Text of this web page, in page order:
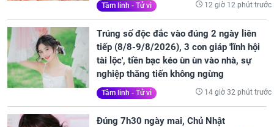
Tâm linh - Tử vi 12 giờ 12 phút trước
Trúng số độc đắc vào đúng 2 ngày liên
tiếp (8/8-9/8/2026), 3 con giáp 'lĩnh hội
tài lộc', tiền bạc kéo ùn ùn vào nhà, sự
nghiệp thăng tiến không ngừng
Tâm linh - Tử vi 14 giờ 32 phút trước
Đúng 7h30 ngày mai, Chủ Nhật